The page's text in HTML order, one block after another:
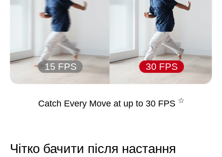
15 FPS 30 FPS
Catch Every Move at up to 30 FPS ☆
Чітко бачити після настання